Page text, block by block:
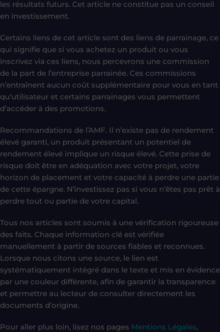
les résultats futurs. Cet article ne constitue pas un conseil
en investissement.
Certains liens de cet article sont des liens de parrainage, ce
qui signifie que si vous achetez un produit ou vous
inscrivez via ces liens, nous percevrons une commission
de la part de l’entreprise parrainée. Ces commissions
n’entraînent aucun coût supplémentaire pour vous en tant
qu’utilisateur et certains parrainages vous permettent
d’accéder à des promotions.
Recommandations de l’AMF. Il n’existe pas de rendement
élevé garanti, un produit présentant un potentiel de
rendement élevé implique un risque élevé. Cette prise de
risque doit être en adéquation avec votre projet, votre
horizon de placement et votre capacité à perdre une partie
de cette épargne. N’investissez pas si vous n’êtes pas prêt à
perdre tout ou partie de votre capital.
Tous nos articles sont soumis à une vérification rigoureuse
des faits. Chaque information clé est vérifiée
manuellement à partir de sources fiables et reconnues.
Lorsque nous citons une source, le lien est
systématiquement intégré dans le texte et mis en évidence
par une couleur différente, afin de garantir la transparence
et permettre au lecteur de consulter directement les
documents d’origine.
Pour aller plus loin, lisez nos pages Mentions Légales,